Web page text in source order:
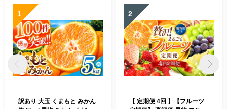
1
訳あり 大玉 くまもと みかん
2
【 定期便 4回 】【フルーツ